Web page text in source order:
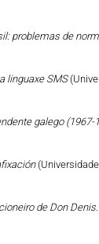
problemas de
linguaxe SMS
galego (1967-
de Don